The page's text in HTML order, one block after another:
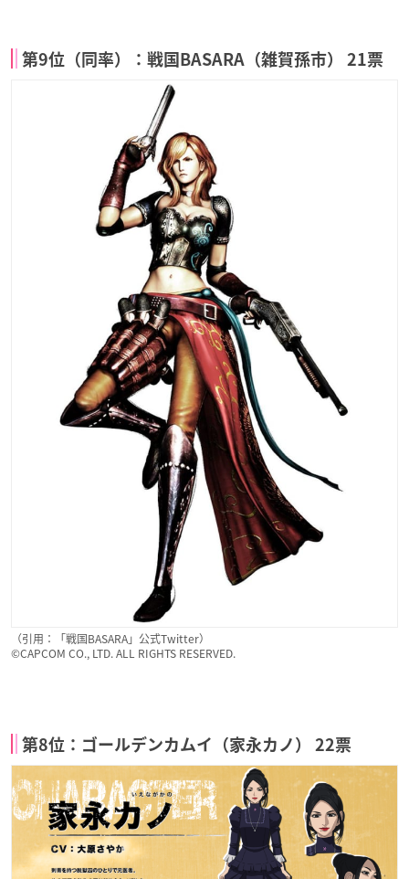
第9位（同率）：戦国BASARA（雑賀孫市） 21票
（引用：「戦国BASARA」公式Twitter）
©CAPCOM CO., LTD. ALL RIGHTS RESERVED.
第8位：ゴールデンカムイ（家永カノ） 22票